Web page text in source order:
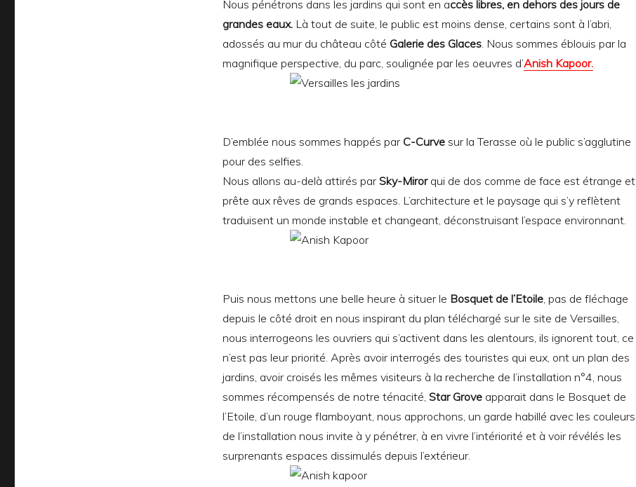
Nous pénétrons dans les jardins qui sont en accès libres, en dehors des jours de
grandes eaux.Là tout de suite, le public est moins dense, certains sont à l’abri,
adossés au mur du château côté Galerie des Glaces. Nous sommes éblouis par la
magnifique perspective, du parc, soulignée par les oeuvres d’Anish Kapoor.
D’emblée nous sommes happés parC-Curvesur la Terasse où le public s’agglutine
pour des selfies.
Nous allons au-delà attirés par Sky-Mirorqui de dos comme de face est étrange et
prête aux rêves de grands espaces. L’architecture et le paysage qui s’y reflètent
traduisent un monde instable et changeant, déconstruisant l’espace environnant.
Puis nous mettons une belle heure à situer le Bosquet de l’Etoile, pas de fléchage
depuis le côté droit en nous inspirant du plan téléchargé sur le site de Versailles,
nous interrogeons les ouvriers qui s’activent dans les alentours, ils ignorent tout, ce
n’est pas leur priorité. Après avoir interrogés des touristes qui eux, ont un plan des
jardins, avoir croisés les mêmes visiteurs à la recherche de l’installation n°4, nous
sommes récompensés de notre ténacité, Star Groveapparait dans le Bosquet de
l’Etoile, d’un rouge flamboyant, nous approchons, un garde habillé avec les couleurs
de l’installation nous invite à y pénétrer, à en vivre l’intériorité et à voir révélés les
surprenants espaces dissimulés depuis l’extérieur.